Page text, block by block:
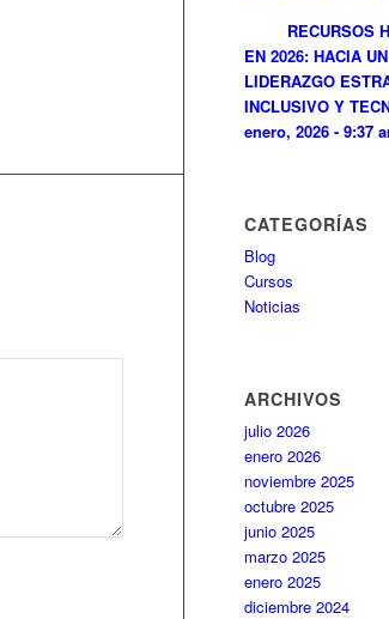
RECURSOS
EN 2026: HACIA UN
LIDERAZGO
INCLUSIVO Y
enero, 2026 - 9:37
CATEGORÍAS
Blog
Cursos
Noticias
ARCHIVOS
julio 2026
enero 2026
noviembre 2025
octubre 2025
junio 2025
marzo 2025
enero 2025
diciembre 2024